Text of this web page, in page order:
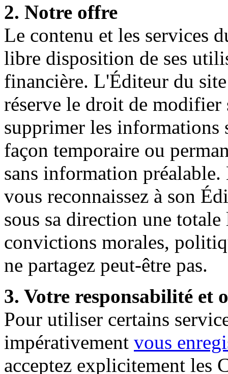
2. Notre offre
Le contenu et les services
libre disposition de ses
financière. L'Éditeur du
réserve le droit de modifier
supprimer les informations
façon temporaire ou
sans information préalable.
vous reconnaissez à son
sous sa direction une
convictions morales,
ne partagez peut-être pas.
3. Votre responsabilité et
Pour utiliser certains
impérativement vous
acceptez explicitement